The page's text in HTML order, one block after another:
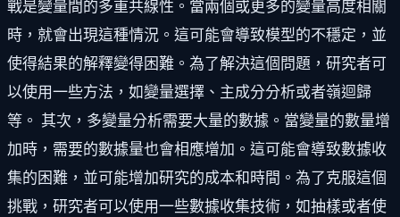
戰是變量間的多重共線性。當兩個或更多的變量高度相關
時，就會出現這種情況。這可能會導致模型的不穩定，並
使得結果的解釋變得困難。為了解決這個問題，研究者可
以使用一些方法，如變量選擇、主成分分析或者嶺迴歸
等。 其次，多變量分析需要大量的數據。當變量的數量增
加時，需要的數據量也會相應增加。這可能會導致數據收
集的困難，並可能增加研究的成本和時間。為了克服這個
挑戰，研究者可以使用一些數據收集技術，如抽樣或者使